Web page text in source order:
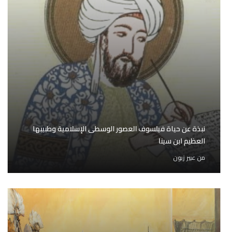
نبذة عن حياة فيلسوف العصور الوسطى الإسلامية وطبيبها
العظيم ابن سينا
من عبير زبون